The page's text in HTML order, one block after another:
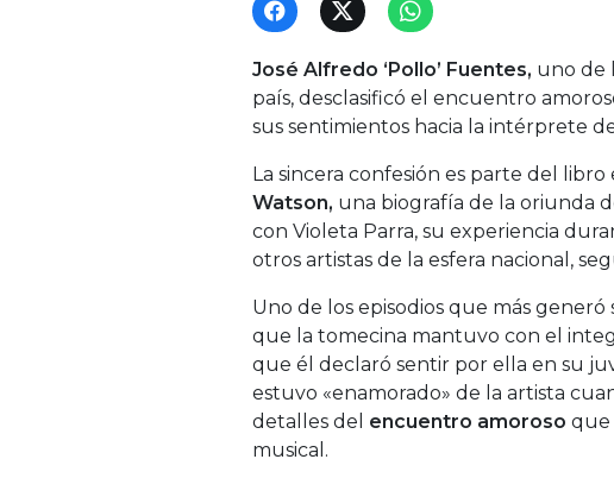
José Alfredo ‘Pollo’ Fuentes, uno de
país, desclasificó el encuentro
sus sentimientos hacia la intérprete
La sincera confesión es parte del libro
Watson, una biografía de la oriunda
con Violeta Parra, su experiencia
otros artistas de la esfera nacional,
Uno de los episodios que más
que la tomecina mantuvo con el
que él declaró sentir por ella en su
estuvo «enamorado» de la artista
detalles del encuentro amoroso que
musical.